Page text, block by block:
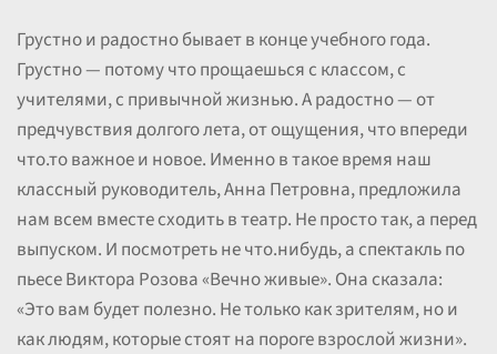
Грустно и радостно бывает в конце учебного года.
Грустно — потому что прощаешься с классом, с
учителями, с привычной жизнью. А радостно — от
предчувствия долгого лета, от ощущения, что впереди
что.то важное и новое. Именно в такое время наш
классный руководитель, Анна Петровна, предложила
нам всем вместе сходить в театр. Не просто так, а перед
выпуском. И посмотреть не что.нибудь, а спектакль по
пьесе Виктора Розова «Вечно живые». Она сказала:
«Это вам будет полезно. Не только как зрителям, но и
как людям, которые стоят на пороге взрослой жизни».